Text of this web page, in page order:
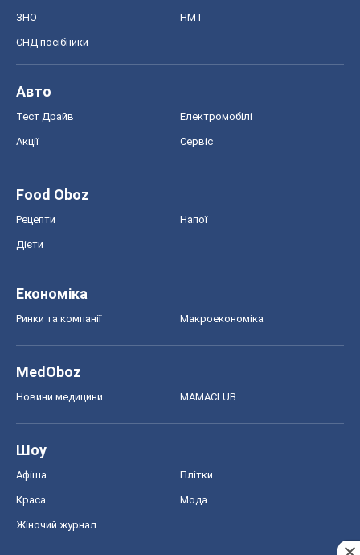
ЗНО НМТ
СНД посібники
Авто
Тест Драйв Електромобілі
Акції Сервіс
Food Oboz
Рецепти Напої
Дієти
Економіка
Ринки та компанії Макроекономіка
MedOboz
Новини медицини MAMACLUB
Шоу
Афіша Плітки
Краса Мода
Жіночий журнал